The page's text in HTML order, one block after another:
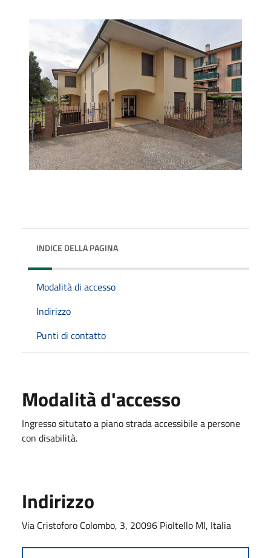
INDICE DELLA PAGINA
Modalità di accesso
Indirizzo
Punti di contatto
Modalità d'accesso
Ingresso situtato a piano strada accessibile a persone
con disabilità.
Indirizzo
Via Cristoforo Colombo, 3, 20096 Pioltello MI, Italia